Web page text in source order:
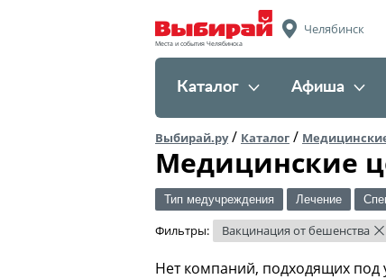
Места и события Челябинска
Челябинск
Каталог Афиша
Выбирай.ру/ Каталог /
Медицинские
Тип медучреждения Лечение
Фильтры: Вакцинация от бешенства ×
Нет компаний, подходящих под